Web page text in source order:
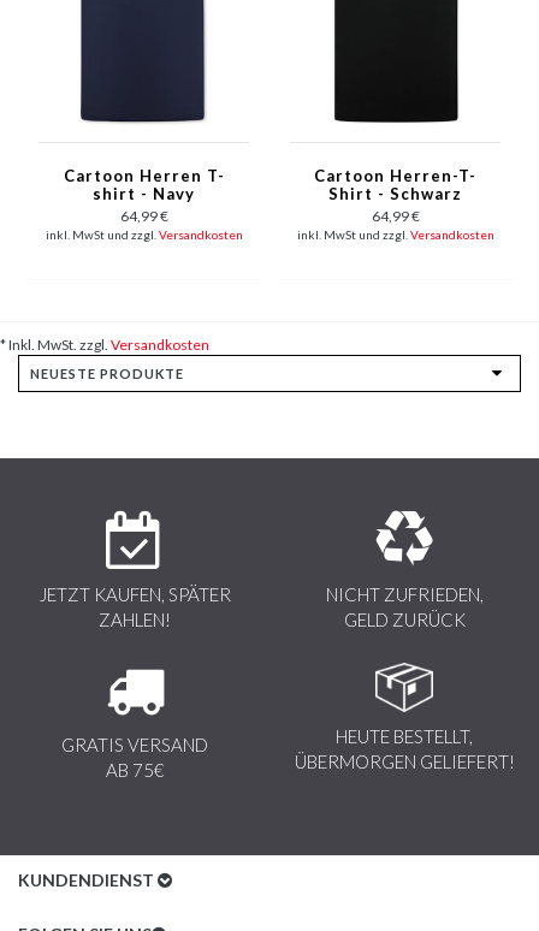
Cartoon Herren T-
shirt - Navy
64,99 €
inkl. MwSt und zzgl. Versandkosten
Cartoon Herren-T-
Shirt - Schwarz
64,99 €
inkl. MwSt und zzgl. Versandkosten
* Inkl. MwSt. zzgl. Versandkosten
JETZT KAUFEN, SPÄTER
ZAHLEN!
NICHT ZUFRIEDEN,
GELD ZURÜCK
GRATIS VERSAND
AB 75€
HEUTE BESTELLT,
ÜBERMORGEN GELIEFERT!
KUNDENDIENST
Kundenservice